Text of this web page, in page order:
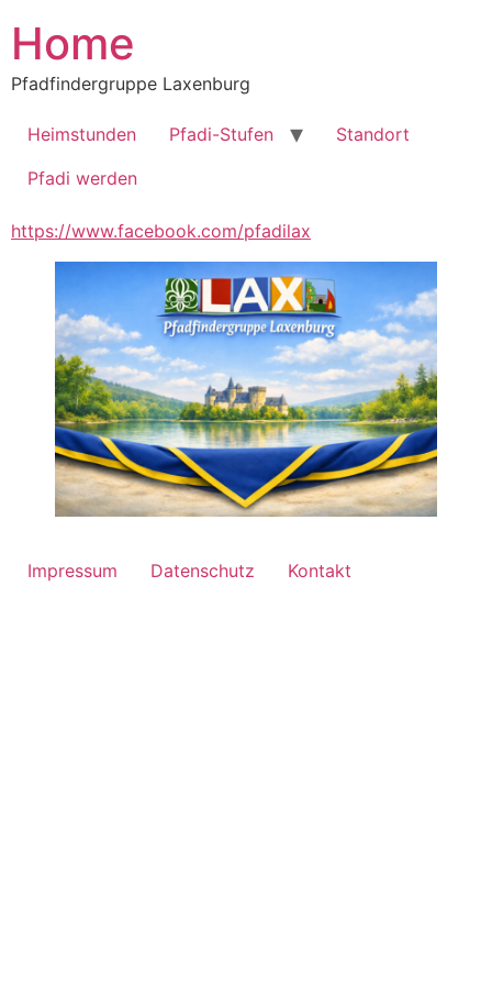
Inhalt
springen
Home
Pfadfindergruppe Laxenburg
Heimstunden Pfadi-Stufen
Standort
Pfadi werden
https://www.facebook.com/pfadilax
Impressum Datenschutz Kontakt